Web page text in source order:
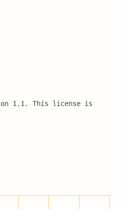
1.1. This license is